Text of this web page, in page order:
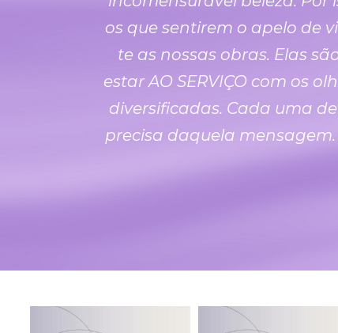
os que sentirem o apelo de
te as nossas obras. Elas
estar AO SERVIÇO com os
diversificadas. Cada uma
precisa daquela
edicoesmahatma edicoesmahatma